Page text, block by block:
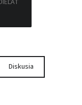
Diskusia